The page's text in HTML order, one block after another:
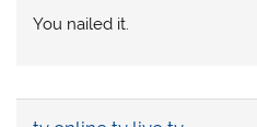
You nailed it.